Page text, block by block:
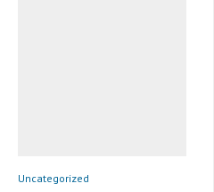
Uncategorized